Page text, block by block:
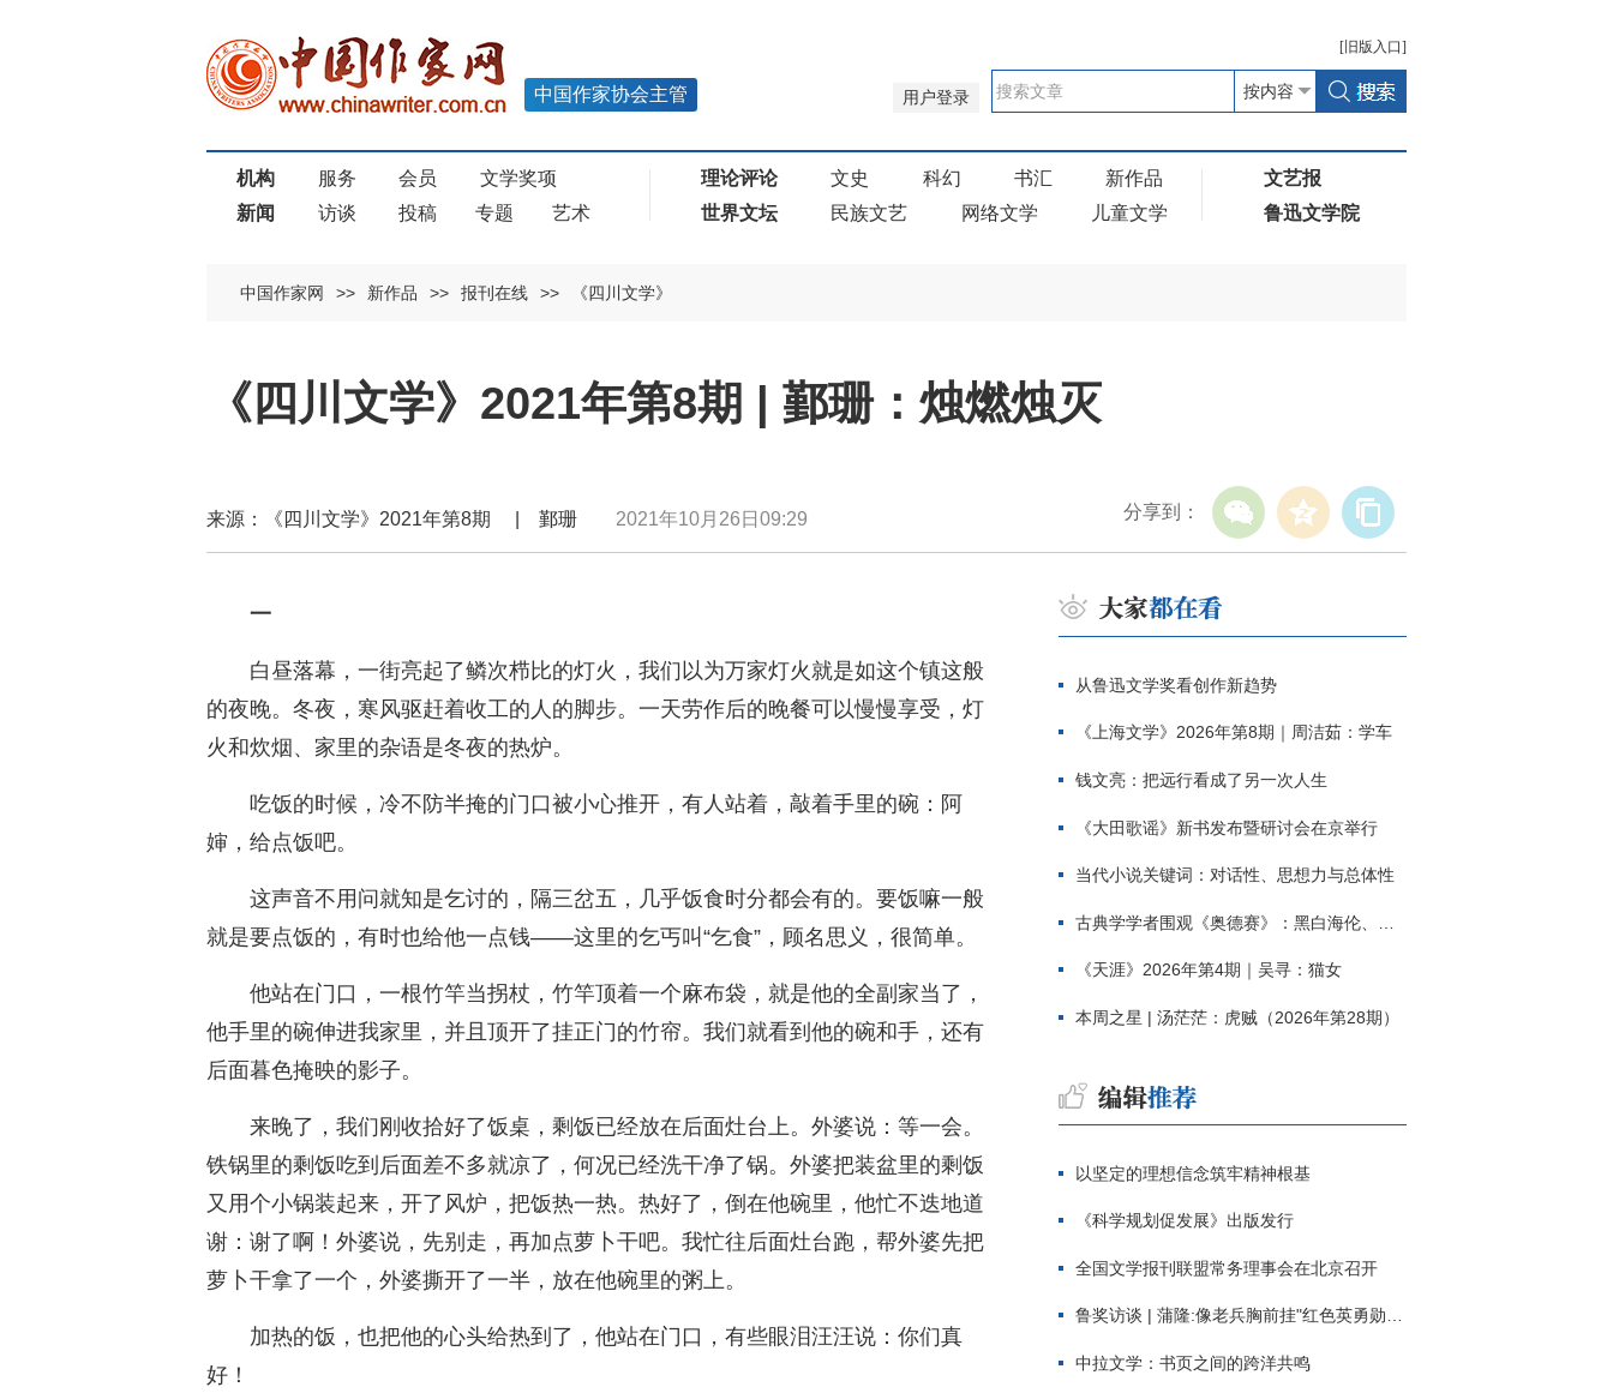
[ 旧版 入口]
用户登录
中国作家协会主管
机构 服务 会员
文学奖项
新闻
访谈 投稿 专题 艺术
理论评论 文史 科幻 书汇
新作品
世界文坛
民族文艺 网络文学 儿童文学
文艺报
鲁迅文学院
中国作家网 >> 新作品 >> 报刊在线 >> 《四川文学》
《四川文学》2021年第8期 | 鄞珊：烛燃烛灭
分享到：
来源：《四川文学》2021年第8期 | 鄞珊 2021年10月26日09:29
一
白昼落幕，一街亮起了鳞次栉比的灯火，我们以为万家灯火就是如这个镇这般
的夜晚。冬夜，寒风驱赶着收工的人的脚步。一天劳作后的晚餐可以慢慢享受，灯
火和炊烟、家里的杂语是冬夜的热炉。
吃饭的时候，冷不防半掩的门口被小心推开，有人站着，敲着手里的碗：阿
婶，给点饭吧。
这声音不用问就知是乞讨的，隔三岔五，几乎饭食时分都会有的。要饭嘛一般
就是要点饭的，有时也给他一点钱——这里的乞丐叫“乞食”，顾名思义，很简单。
他站在门口，一根竹竿当拐杖，竹竿顶着一个麻布袋，就是他的全副家当了，
他手里的碗伸进我家里，并且顶开了挂正门的竹帘。我们就看到他的碗和手，还有
后面暮色掩映的影子。
来晚了，我们刚收拾好了饭桌，剩饭已经放在后面灶台上。外婆说：等一会。
铁锅里的剩饭吃到后面差不多就凉了，何况已经洗干净了锅。外婆把装盆里的剩饭
又用个小锅装起来，开了风炉，把饭热一热。热好了，倒在他碗里，他忙不迭地道
谢：谢了啊！外婆说，先别走，再加点萝卜干吧。我忙往后面灶台跑，帮外婆先把
萝卜干拿了一个，外婆撕开了一半，放在他碗里的粥上。
加热的饭，也把他的心头给热到了，他站在门口，有些眼泪汪汪说：你们真
好！
从鲁迅文学奖看创作新趋势
《上海文学》2026年第8期｜周洁茹：学车
钱文亮：把远行看成了另一次人生
《大田歌谣》新书发布暨研讨会在京举行
当代小说关键词：对话性、思想力与总体性
古典学学者围观《奥德赛》：黑白海伦、佩涅罗佩的别针与神秘入侵者
《天涯》2026年第4期｜吴寻：猫女
本周之星 | 汤茫茫：虎贼（2026年第28期）
以坚定的理想信念筑牢精神根基
《科学规划促发展》出版发行
全国文学报刊联盟常务理事会在北京召开
鲁奖访谈 | 蒲隆:像老兵胸前挂"红色英勇勋章"
中拉文学：书页之间的跨洋共鸣